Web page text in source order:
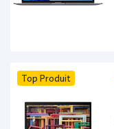
Top Produit